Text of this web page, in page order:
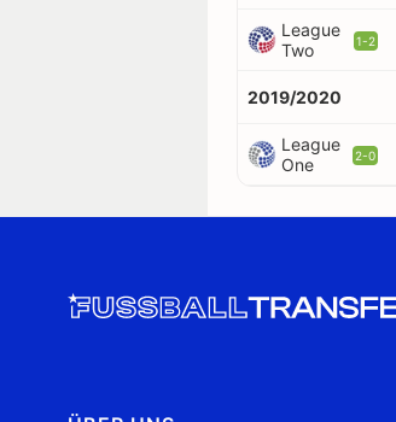
League
Two
1-2
2019/2020
League
One
2-0